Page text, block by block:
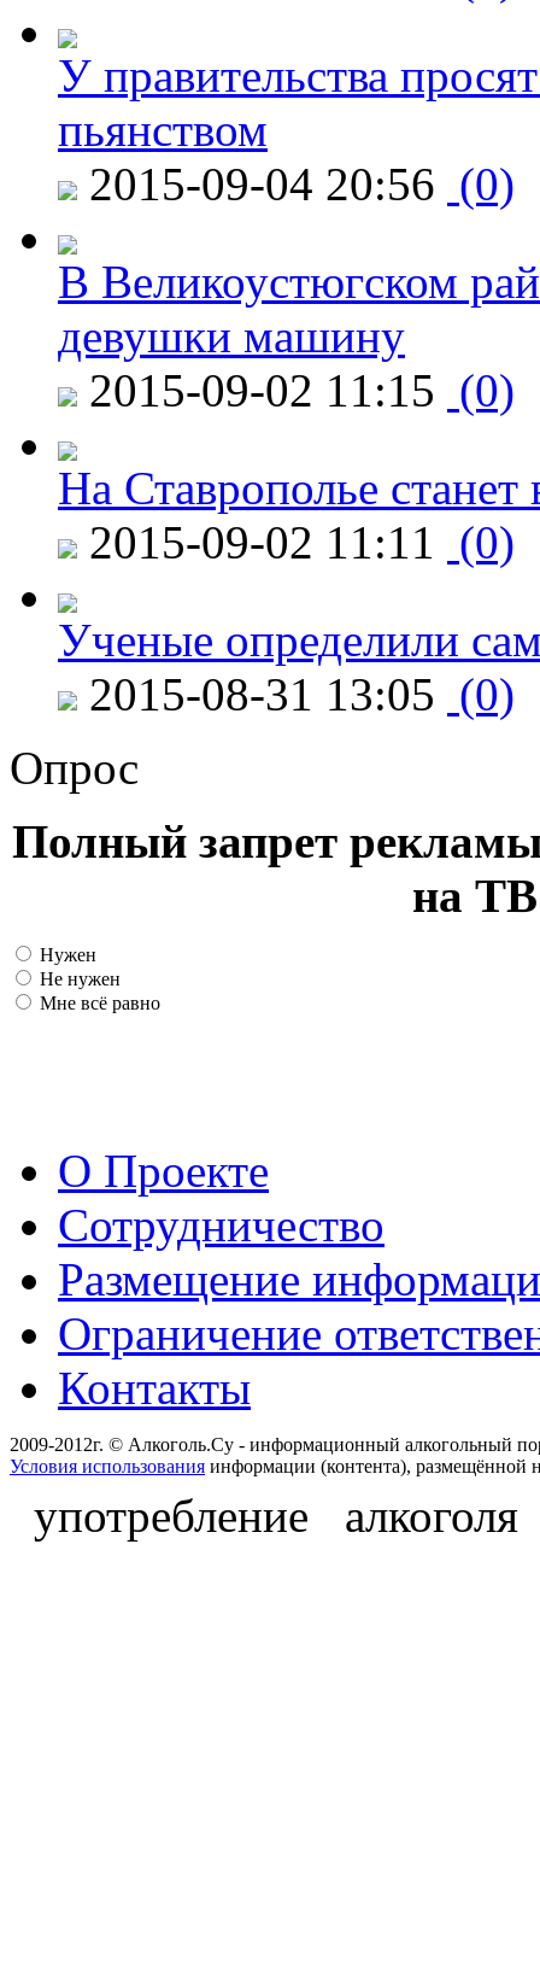
У правительства
пьянством
2015-09-04 20:56 (0)
В Великоустюгском
девушки машину
2015-09-02 11:15 (0)
На Ставрополье
2015-09-02 11:11 (0)
Ученые определили
2015-08-31 13:05 (0)
Опрос
Полный запрет
на ТВ
Нужен
Не нужен
Мне всё равно
О Проекте
Сотрудничество
Размещение
Ограничение
Контакты
2009-2012г. © Алкоголь.Су - информационный алкогольный
Условия использования информации (контента), размещённой
употребление